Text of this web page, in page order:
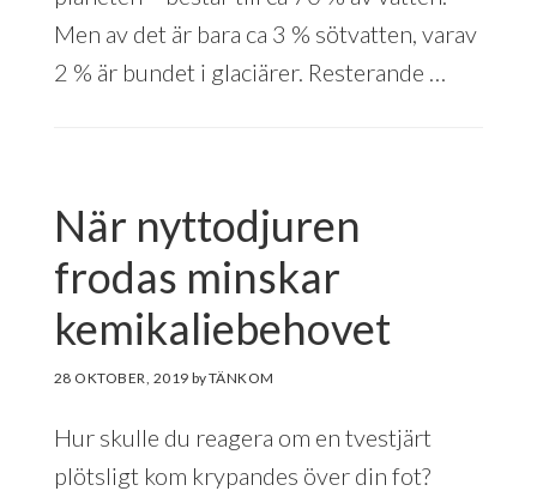
Men av det är bara ca 3 % sötvatten, varav
2 % är bundet i glaciärer. Resterande …
När nyttodjuren
frodas minskar
kemikaliebehovet
28 OKTOBER, 2019 by
Hur skulle du reagera om en tvestjärt
plötsligt kom krypandes över din fot?